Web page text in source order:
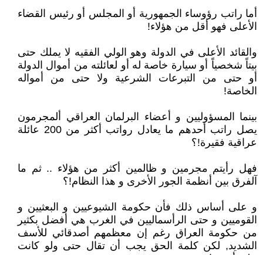
أما راتب رؤوساء الجمهورية أو المجلس أو رئيس القضاء
الأعلى فهو أقل من هؤلاء!
والقائد الأعلى في الدولة وهو الولي الفقيه لا يملك حتى
بيتاً شخصياً أو سيارة خاصة له أو لعائلته من أموال الدولة
أو حتى من التبرعات الشرعية ولا حتى من أمواله
الخاصة!
بينما المسؤوليين و أعضاء البرلمان العراقي ألمجرمون
يصل راتب أحدهم ما يعادل رواتب أكثر من 200 عائلة
عراقية فقيرة!؟
فهل رأيتم مجرمين و ظالمين أكثر من هؤلاء .. ثم ما
آلفرق بين أنظمة الجور الأخرى و هذا النظام!؟
و على أساس ذلك فأن حكومة الشيوعيين و البعثيين و
القوميين و حتى الرأسماليين في الغرب هي أفضل بكثير
من حكومة العراق رغم إن معظمهم أصدقائي للأسف
الشديد, لكن كلمة الحق يجب أن تقال حتى ولو كانت